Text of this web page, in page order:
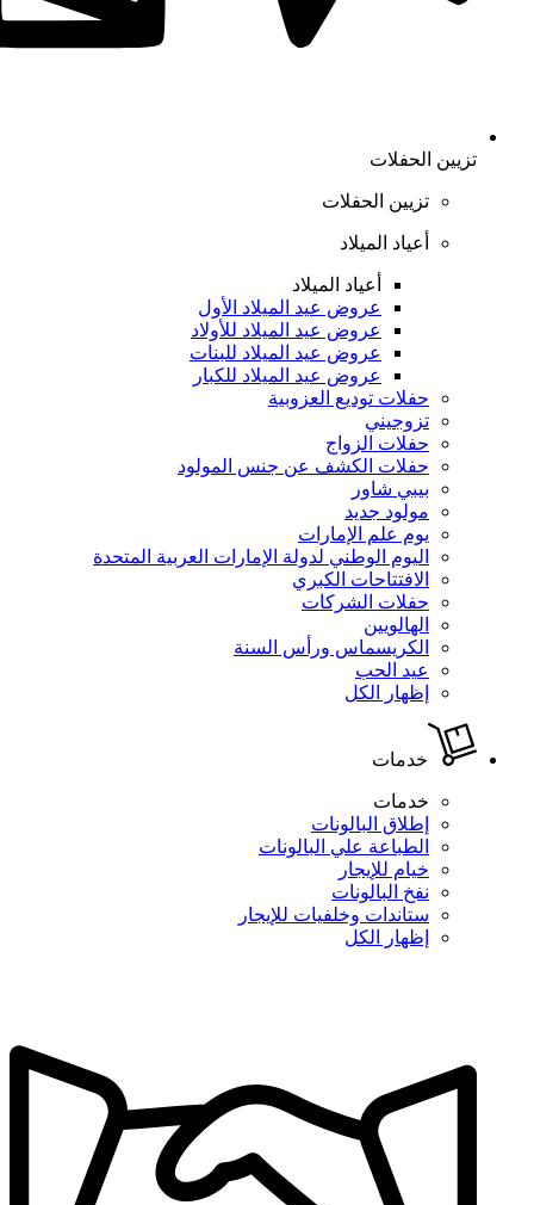
تزيين الحفلات
تزيين الحفلات
أعياد الميلاد
أعياد الميلاد
عروض عيد الميلاد الأول
عروض عيد الميلاد للأولاد
عروض عيد الميلاد للبنات
عروض عيد الميلاد للكبار
حفلات توديع العزوبية
تزوجيني
حفلات الزواج
حفلات الكشف عن جنس المولود
بيبي شاور
مولود جديد
يوم علم الإمارات
اليوم الوطني لدولة الإمارات العربية المتحدة
الافتتاحات الكبري
حفلات الشركات
الهالويين
الكريسماس ورأس السنة
عيد الحب
إظهار الكل
خدمات
خدمات
إطلاق البالونات
الطباعة علي البالونات
خيام للإيجار
نفخ البالونات
ستاندات وخلفيات للإيجار
إظهار الكل